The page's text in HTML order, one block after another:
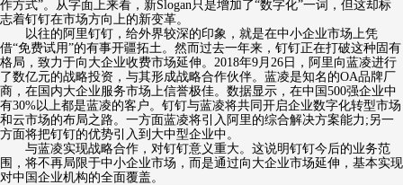
作方式”。从字面上来看，新Slogan只是增加了“数字化”一词，但这却标
志着钉钉在市场方向上的新变革。
以往的阿里钉钉，给外界较深的印象，就是在中小企业市场上凭
借“免费试用”的有事开疆拓土。然而过去一年来，钉钉正在打破这种固有
格局，致力于向大企业收费市场延伸。2018年9月26日，阿里向蓝凌进行
了数亿元的战略投资，与其形成战略合作伙伴。蓝凌是知名的OA品牌厂
商，在国内大企业服务市场上信誉极佳。数据显示，在中国500强企业中
有30%以上都是蓝凌的客户。钉钉与蓝凌将共同开启企业数字化转型市场
和云市场的布局之路。一方面蓝凌将引入阿里的综合解决方案能力;另一
方面将把钉钉的优势引入到大中型企业中。
与蓝凌实现战略合作，对钉钉意义重大。这说明钉钉今后的业务范
围，将不再局限于中小企业市场，而是通过向大企业市场延伸，基本实现
对中国企业机构的全面覆盖。